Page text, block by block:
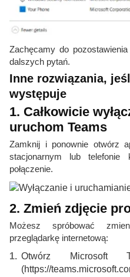
Zachęcamy do
dalszych pytań.
Inne rozwiązania,
występuje
1. Całkowicie
uruchom Teams
Zamknij i ponownie otwórz
stacjonarnym lub telefonie
połączenie.
2. Zmień zdjęcie
Możesz spróbować
przeglądarkę internetową:
Otwórz Microsoft
(https://